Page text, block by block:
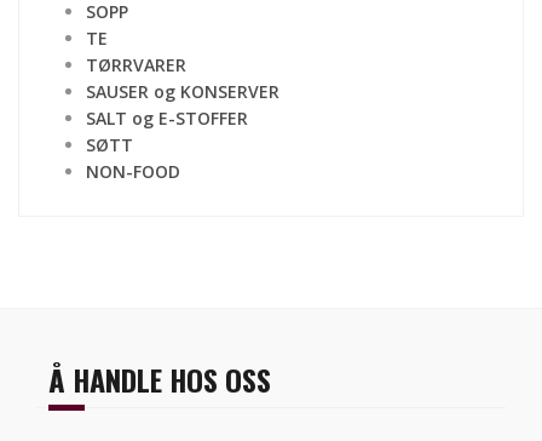
SOPP
TE
TØRRVARER
SAUSER og KONSERVER
SALT og E-STOFFER
SØTT
NON-FOOD
Å HANDLE HOS OSS